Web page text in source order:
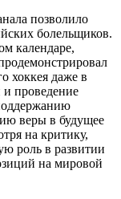
позволило
болельщиков.
календаре,
хоккея даже в
проведение
веры в будущее
на критику,
роль в развитии
на мировой